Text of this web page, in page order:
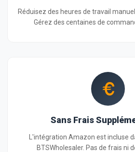
Réduisez des heures de travail
Gérez des centaines de
Sans Frais
L'intégration Amazon est incluse
BTSWholesaler. Pas de frais ni